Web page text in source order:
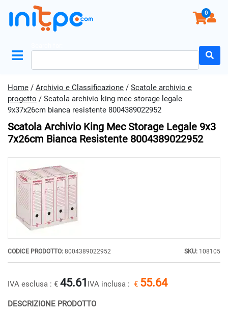
0
Home / Archivio e Classificazione / Scatole archivio e
progetto / Scatola archivio king mec storage legale
9x37x26cm bianca resistente 8004389022952
Scatola Archivio King Mec Storage Legale 9x3
7x26cm Bianca Resistente 8004389022952
CODICE PRODOTTO: 8004389022952 SKU: 108105
IVA esclusa : € 45.61 IVA inclusa : € 55.64
DESCRIZIONE PRODOTTO